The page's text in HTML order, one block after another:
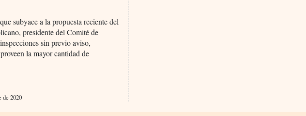
subyace a la propuesta reciente del
presidente del Comité de
sin previo aviso,
la mayor cantidad de
de 2020